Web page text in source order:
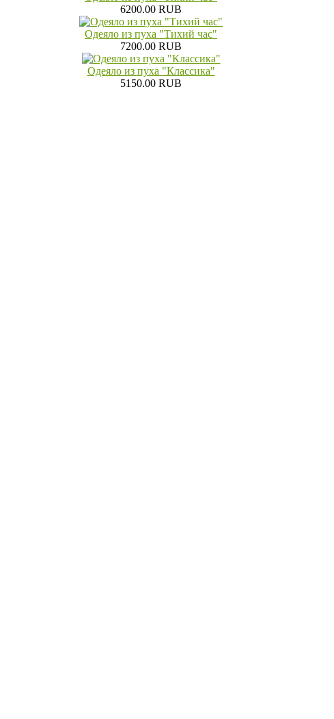
6200.00 RUB
Одеяло из пуха "Тихий час"
7200.00 RUB
Одеяло из пуха "Классика"
5150.00 RUB